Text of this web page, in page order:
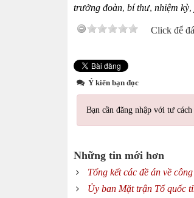
trưởng đoàn, bí thư, nhiệm kỳ,
Click để
Ý kiến bạn đọc
Bạn cần đăng nhập với tư cách
Những tin mới hơn
Tổng kết các đề án về
Ủy ban Mặt trận Tổ quốc